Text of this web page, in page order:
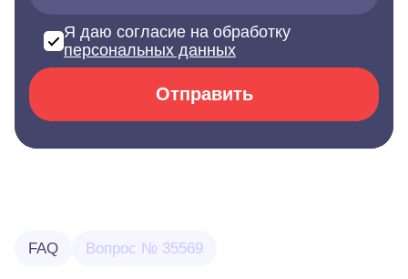
Я даю согласие на обработку
персональных данных
Отправить
FAQ Вопрос № 35569